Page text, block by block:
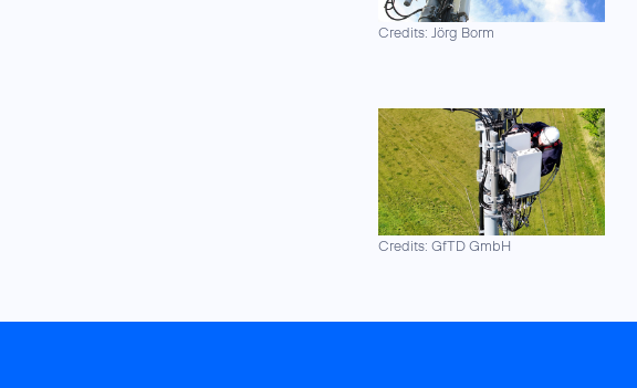
Credits: Jörg Borm
Credits: GfTD GmbH